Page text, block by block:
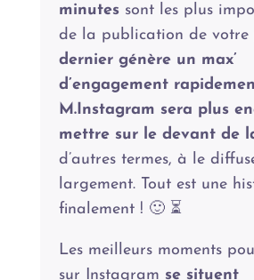
minutes sont les plus
de la publication de
dernier génère un max’
d’engagement
M.Instagram sera plus
mettre sur le devant de
d’autres termes, à le
largement. Tout est une
finalement ! 🙂 ⏳
Les meilleurs moments
sur Instagram se situent